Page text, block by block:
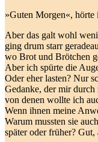
»Guten Morgen«, hörte
Aber das galt wohl
ging drum starr
wo Brot und Brötchen
Aber ich spürte die
Oder eher lasten? Nur
Gedanke, der mir
von denen wollte ich
Wenn ihnen meine
Warum mussten sie
später oder früher?